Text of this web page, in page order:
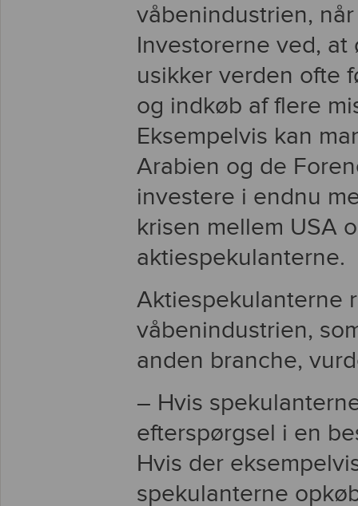
våbenindustrien,
Investorerne ved,
usikker verden ofte
og indkøb af flere
Eksempelvis kan
Arabien og de
investere i endnu
krisen mellem USA
aktiespekulanterne.
Aktiespekulanterne
våbenindustrien,
anden branche,
– Hvis
efterspørgsel i en
Hvis der
spekulanterne